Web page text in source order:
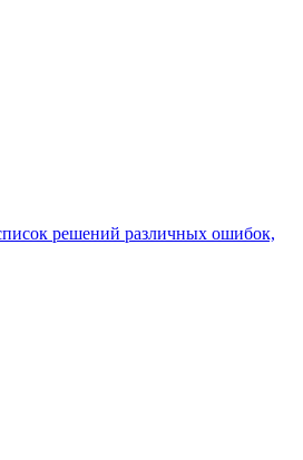
решений различных ошибок,